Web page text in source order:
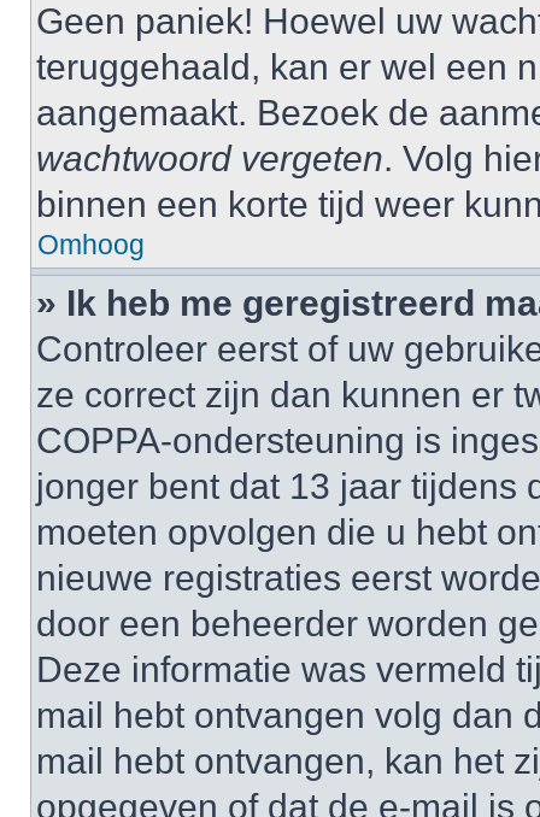
Geen paniek! Hoewel uw
teruggehaald, kan er wel een
aangemaakt. Bezoek de
wachtwoord vergeten. Volg
binnen een korte tijd weer
Omhoog
» Ik heb me geregistreerd
Controleer eerst of uw
ze correct zijn dan kunnen er
COPPA-ondersteuning is
jonger bent dat 13 jaar tijdens
moeten opvolgen die u hebt
nieuwe registraties eerst
door een beheerder worden
Deze informatie was vermeld
mail hebt ontvangen volg dan
mail hebt ontvangen, kan het
opgegeven of dat de e-mail is